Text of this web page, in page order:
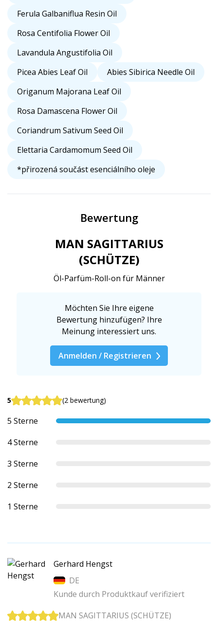
Ferula Galbaniflua Resin Oil
Rosa Centifolia Flower Oil
Lavandula Angustifolia Oil
Picea Abies Leaf Oil
Abies Sibirica Needle Oil
Origanum Majorana Leaf Oil
Rosa Damascena Flower Oil
Coriandrum Sativum Seed Oil
Elettaria Cardamomum Seed Oil
*přirozená součást esenciálního oleje
Bewertung
MAN SAGITTARIUS
(SCHÜTZE)
Öl-Parfüm-Roll-on für Männer
Möchten Sie Ihre eigene
Bewertung hinzufügen? Ihre
Meinung interessiert uns.
Anmelden / Registrieren
5 (2 bewertung)
5 Sterne
4 Sterne
3 Sterne
2 Sterne
1 Sterne
Gerhard Hengst
DE
Kunde durch Produktkauf verifiziert
MAN SAGITTARIUS (SCHÜTZE)